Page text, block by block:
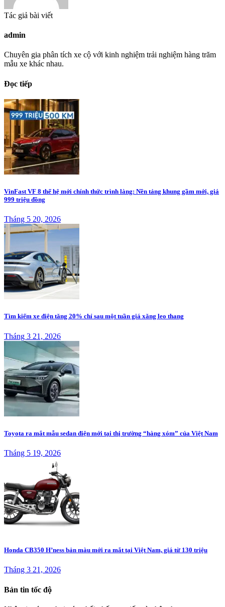
Tác giả bài viết
admin
Chuyên gia phân tích xe cộ với kinh nghiệm trải nghiệm hàng trăm
mẫu xe khác nhau.
Đọc tiếp
VinFast VF 8 thế hệ mới chính thức trình làng: Nền tảng khung gầm mới, giá
999 triệu đồng
Tháng 5 20, 2026
Tìm kiếm xe điện tăng 20% chỉ sau một tuần giá xăng leo thang
Tháng 3 21, 2026
Toyota ra mắt mẫu sedan điện mới tại thị trường “hàng xóm” của Việt Nam
Tháng 5 19, 2026
Honda CB350 H’ness bản màu mới ra mắt tại Việt Nam, giá từ 130 triệu
Tháng 3 21, 2026
Bản tin tốc độ